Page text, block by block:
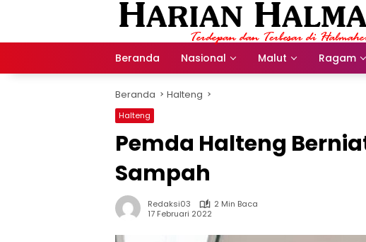
Beranda Nasional Malut Ragam
Beranda Halteng
Halteng
Pemda Halteng
Sampah
Redaksi03
2 Min Baca
17 Februari 2022